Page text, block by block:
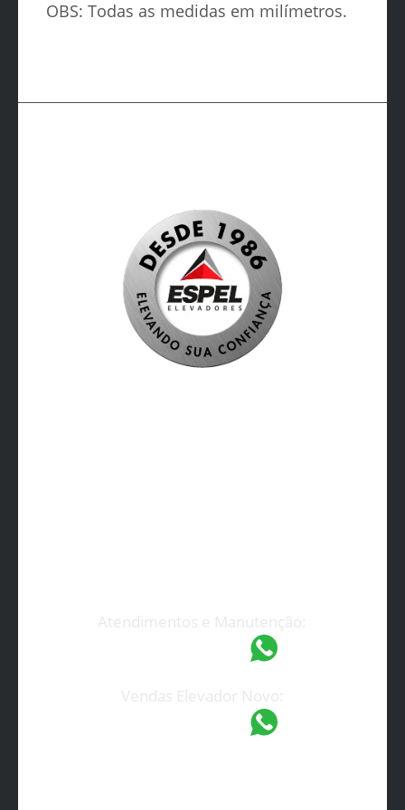
OBS: Todas as medidas em milímetros.
(19) 97418-4862
(19) 97421-9751